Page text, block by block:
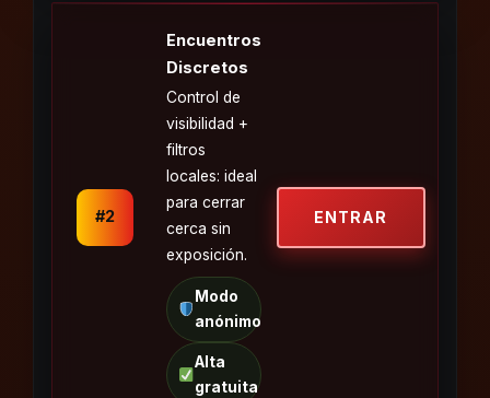
#2
Encuentros
Discretos
Control de
visibilidad +
filtros
locales: ideal
para cerrar
cerca sin
exposición.
Modo
anónimo
Alta
gratuita
ENTRAR